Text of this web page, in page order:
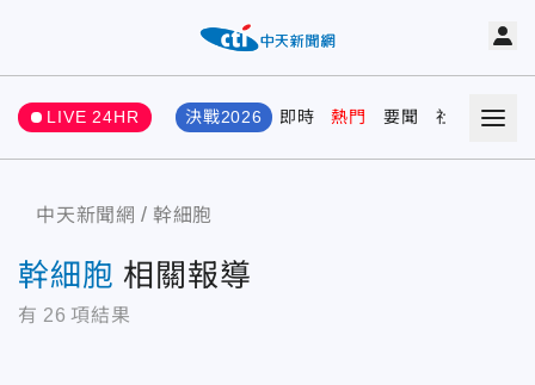
LIVE 24HR 決戰2026 即時 熱門 要聞 社會 娛樂
中天新聞網 幹細胞
幹細胞 相關報導
有 26 項結果